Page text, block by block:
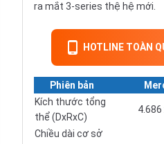
ra mắt 3-series thệ hệ mới.
HOTLINE TOÀN
Phiên bản
Kích thước tổng
thể (DxRxC)
Chiều dài cơ sở